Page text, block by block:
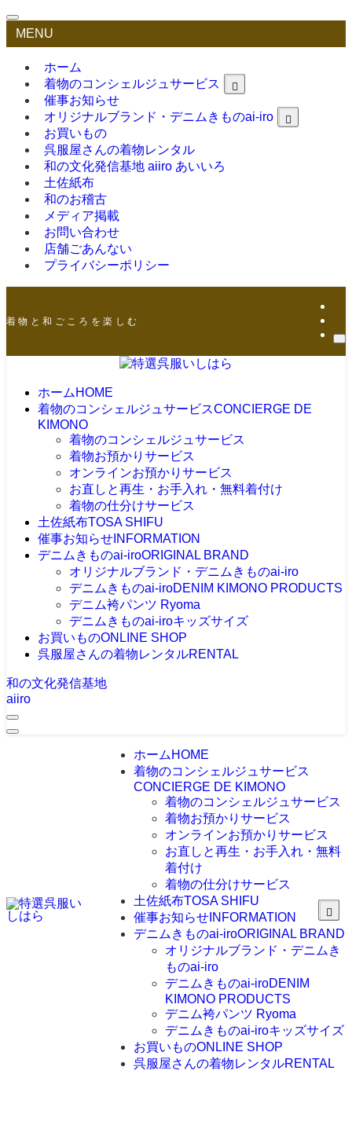
MENU
ホーム
着物のコンシェルジュサービス
催事お知らせ
オリジナルブランド・デニムきものai-iro
お買いもの
呉服屋さんの着物レンタル
和の文化発信基地 aiiro あいいろ
土佐紙布
和のお稽古
メディア掲載
お問い合わせ
店舗ごあんない
プライバシーポリシー
着 物 と 和 ご こ ろ を 楽 し む
ホーム HOME
着物のコンシェルジュサービスCONCIERGE DE
KIMONO
着物のコンシェルジュサービス
着物お預かりサービス
オンラインお預かりサービス
お直しと再生・お手入れ・無料着付け
着物の仕分けサービス
土佐紙布TOSA SHIFU
催事お知らせ INFORMATION
デニムきものai-iroORIGINAL BRAND
オリジナルブランド・デニムきものai-iro
デニムきものai-iroDENIM KIMONO PRODUCTS
デニム袴パンツ Ryoma
デニムきものai-iroキッズサイズ
お買いものONLINE SHOP
呉服屋さんの着物レンタルRENTAL
和の文化発信基地
aiiro
ホーム HOME
着物のコンシェルジュサービス
CONCIERGE DE KIMONO
着物のコンシェルジュサービス
着物お預かりサービス
オンラインお預かりサービス
お直しと再生・お手入れ・無料
着付け
着物の仕分けサービス
土佐紙布TOSA SHIFU
催事お知らせINFORMATION
デニムきものai-iroORIGINAL BRAND
オリジナルブランド・デニムき
ものai-iro
デニムきものai-iroDENIM
KIMONO PRODUCTS
デニム袴パンツ Ryoma
デニムきものai-iroキッズサイズ
お買いものONLINE SHOP
呉服屋さんの着物レンタルRENTAL